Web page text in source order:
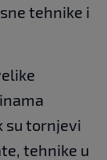
tehnike i
su tornjevi
tehnike u